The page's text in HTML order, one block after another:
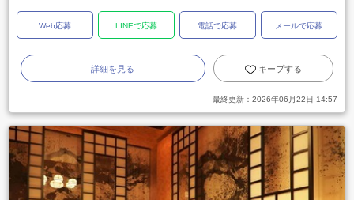
Web応募 LINEで応募 電話で応募 メールで応募
詳細を見る キープする
最終更新： 2026年06月22日 14:57